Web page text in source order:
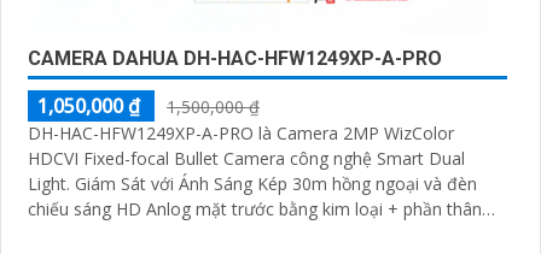
CAMERA DAHUA DH-HAC-HFW1249XP-A-PRO
1,050,000 ₫
1,500,000 ₫
DH-HAC-HFW1249XP-A-PRO là Camera 2MP WizColor
HDCVI Fixed-focal Bullet Camera công nghệ Smart Dual
Light. Giám Sát với Ánh Sáng Kép 30m hồng ngoại và đèn
chiếu sáng HD Anlog mặt trước bằng kim loại + phần thân